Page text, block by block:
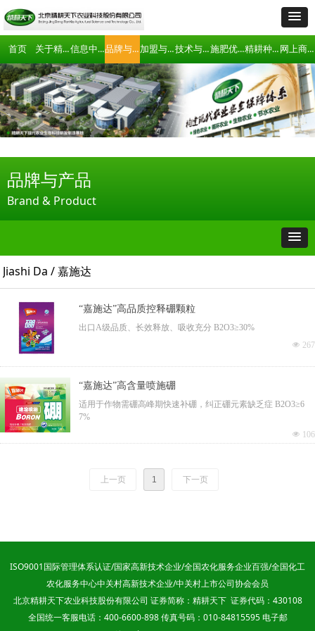
首页 关于精耕天下 信息中心 品牌与产品 加盟与合作 技术与项目合作 施肥优化技术 精耕种植俱乐部 网上商城
品牌与产品
Brand & Product
Jiashi Da / 嘉施达
“嘉施达”高品质控释硼颗粒
出口A级品质、长效释放、吸收充分 B2O3≥30%
넶 267
“嘉施达”高含量喷施硼
适用于作物需硼高峰期快速补硼，纠正硼元素缺乏症 B2O3≥6
7%
넶 106
上一页 1 下一页
ISO9001国际管理体系认证/国家高新技术企业/全国农化服务企业百强/全国化工
农化服务中心中关村高新技术企业/中关村上市公司协会会员
北京精耕天下农业科技股份有限公司 证券简称：精耕天下 证券代码：430108
全国统一客服电话：400-6600-898 传真号码：010-84815595 电子邮